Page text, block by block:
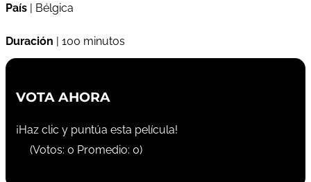
País | Bélgica
Duración | 100 minutos
VOTA AHORA
¡Haz clic y puntúa esta película!
(Votos: 0 Promedio: 0)